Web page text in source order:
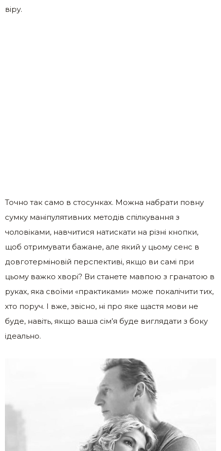
віру.
Точно так само в стосунках. Можна набрати повну
сумку маніпулятивних методів спілкування з
чоловіками, навчитися натискати на різні кнопки,
щоб отримувати бажане, але який у цьому сенс в
довготерміновій перспективі, якщо ви самі при
цьому важко хворі? Ви станете мавпою з гранатою в
руках, яка своїми «практиками» може покалічити тих,
хто поруч. І вже, звісно, ні про яке щастя мови не
буде, навіть, якщо ваша сім’я буде виглядати з боку
ідеально.